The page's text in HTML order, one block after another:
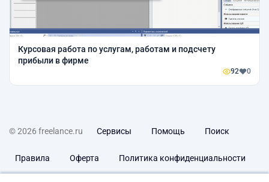
Курсовая работа по услугам, работам и подсчету
прибыли в фирме
92 0
© 2026 freelance.ru Сервисы Помощь Поиск
Правила Оферта Политика конфиденциальности